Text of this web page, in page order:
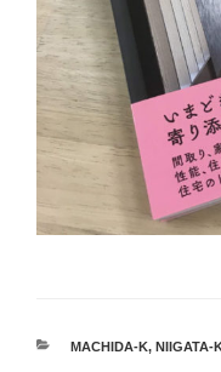
カ
MACHIDA-K, NIIGATA-